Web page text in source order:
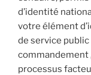
d’identité
votre élément
de service
commandement
processus